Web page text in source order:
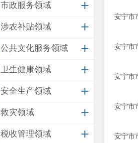
市政服务领域
涉农补贴领域
公共文化服务领域
卫生健康领域
安全生产领域
救灾领域
税收管理领域
安宁市
安宁市
安宁市
安宁市
安宁市